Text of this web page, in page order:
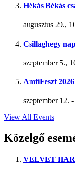
Hékás Békás
augusztus 29.,
Csillaghegy
szeptember 5.,
AmfiFeszt 2026
szeptember 12. -
View All Events
Közelgő
VELVET